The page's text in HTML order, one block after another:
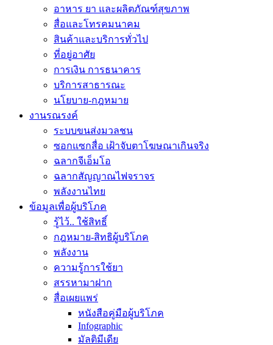
อาหาร ยา และผลิตภัณฑ์สุขภาพ
สื่อและโทรคมนาคม
สินค้าและบริการทั่วไป
ที่อยู่อาศัย
การเงิน การธนาคาร
บริการสาธารณะ
นโยบาย-กฎหมาย
งานรณรงค์
ระบบขนส่งมวลชน
ซอกแซกสื่อ เฝ้าจับตาโฆษณาเกินจริง
ฉลากจีเอ็มโอ
ฉลากสัญญาณไฟจราจร
พลังงานไทย
ข้อมูลเพื่อผู้บริโภค
รู้ไว้.. ใช้สิทธิ์
กฎหมาย-สิทธิผู้บริโภค
พลังงาน
ความรู้การใช้ยา
สรรหามาฝาก
สื่อเผยแพร่
หนังสือคู่มือผู้บริโภค
Infographic
มัลติมีเดีย